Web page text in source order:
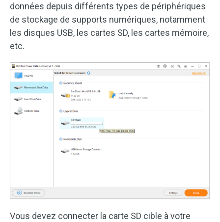
données depuis différents types de périphériques
de stockage de supports numériques, notamment
les disques USB, les cartes SD, les cartes mémoire,
etc.
Vous devez connecter la carte SD cible à votre